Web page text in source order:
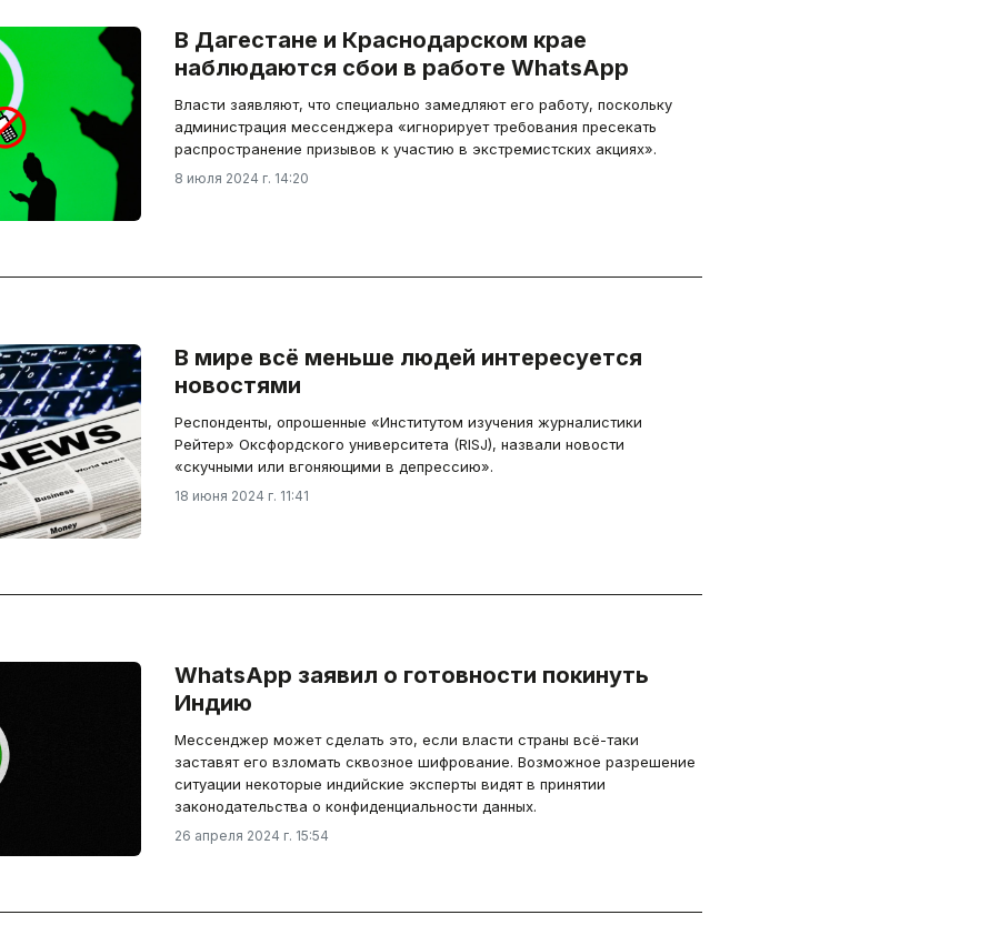
В Дагестане и Краснодарском крае
наблюдаются сбои в работе WhatsApp
Власти заявляют, что специально замедляют его работу, поскольку
администрация мессенджера «игнорирует требования пресекать
распространение призывов к участию в экстремистских акциях».
8 июля 2024 г. 14:20
В мире всё меньше людей интересуется
новостями
Респонденты, опрошенные «Институтом изучения журналистики
Рейтер» Оксфордского университета (RISJ), назвали новости
«скучными или вгоняющими в депрессию».
18 июня 2024 г. 11:41
WhatsApp заявил о готовности покинуть
Индию
Мессенджер может сделать это, если власти страны всё-таки
заставят его взломать сквозное шифрование. Возможное разрешение
ситуации некоторые индийские эксперты видят в принятии
законодательства о конфиденциальности данных.
26 апреля 2024 г. 15:54